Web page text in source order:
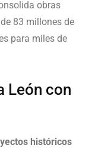
obras
83 millones de
para miles de
León con
históricos